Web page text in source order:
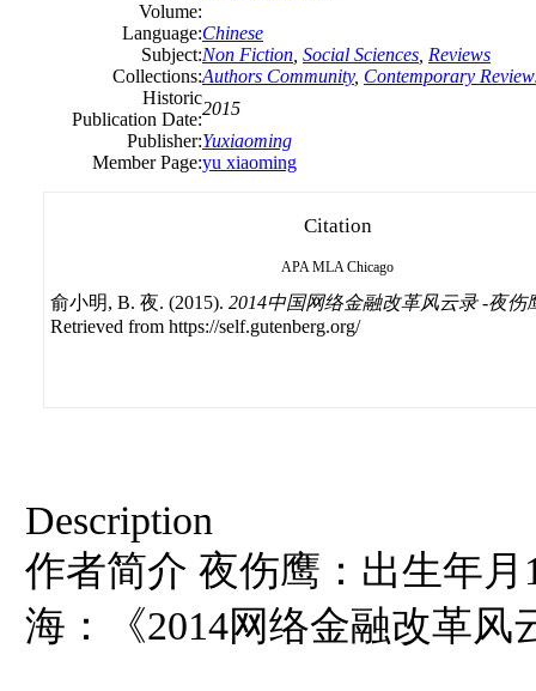
Volume:
Language:Chinese
Subject:Non Fiction Social Sciences Reviews
Collections:Authors Community, Contemporary
Historic
Publication Date:
2015
Publisher:Yuxiaoming
Member Page:yu xiaoming
Citation
APA MLA Chicago
俞小明, B. 夜. (2015). 2014中国网络金融改革风云录 -夜伤
Retrieved from https://self.gutenberg.org/
Description
作者简介 夜伤鹰：出生年月
海：《2014网络金融改革风